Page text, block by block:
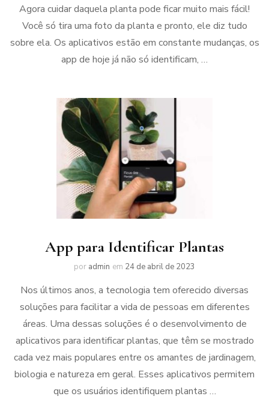
Agora cuidar daquela planta pode ficar muito mais fácil!
Você só tira uma foto da planta e pronto, ele diz tudo
sobre ela. Os aplicativos estão em constante mudanças, os
app de hoje já não só identificam, …
App para Identificar Plantas
por admin em 24 de abril de 2023
Nos últimos anos, a tecnologia tem oferecido diversas
soluções para facilitar a vida de pessoas em diferentes
áreas. Uma dessas soluções é o desenvolvimento de
aplicativos para identificar plantas, que têm se mostrado
cada vez mais populares entre os amantes de jardinagem,
biologia e natureza em geral. Esses aplicativos permitem
que os usuários identifiquem plantas …